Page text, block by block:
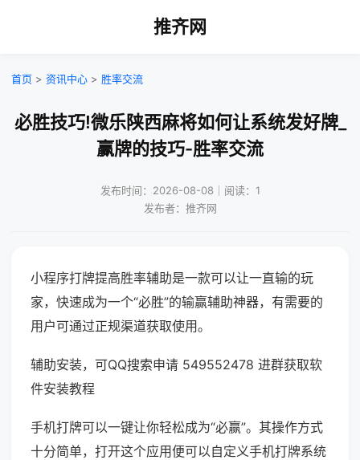
推齐网
首页 > 资讯中心 > 胜率交流
必胜技巧!微乐陕西麻将如何让系统发好牌_
赢牌的技巧-胜率交流
发布时间：2026-08-08｜阅读：1
发布者：推齐网
小程序打牌提高胜率辅助是一款可以让一直输的玩
家，快速成为一个“必胜”的输赢辅助神器，有需要的
用户可通过正规渠道获取使用。
辅助安装，可QQ搜索申请 549552478 进群获取软
件安装教程
手机打牌可以一键让你轻松成为“必赢”。其操作方式
十分简单，打开这个应用便可以自定义手机打牌系统